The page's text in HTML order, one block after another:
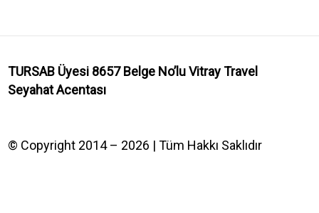
TURSAB Üyesi 8657 Belge No’luVitray Travel
Seyahat Acentası
© Copyright 2014 – 2026 | Tüm Hakkı Saklıdır